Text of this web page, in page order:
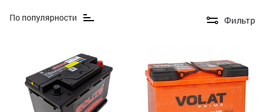
По популярности Фильтр